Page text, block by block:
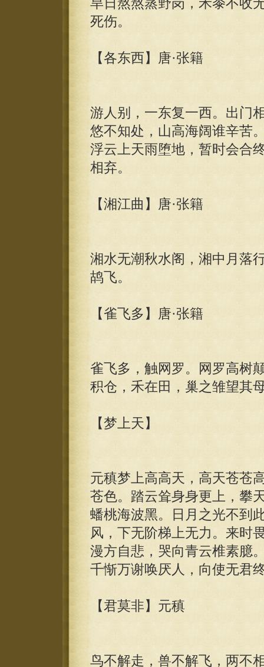
旱日熬熬蒸野岗，禾黍不收
死伤。
【各东西】唐·张籍
游人别，一东复一西。出门
悠不知处，山高海阔谁辛苦
浮云上天雨堕地，暂时会合
相弃。
【湘江曲】唐·张籍
湘水无潮秋水阁，湘中月落
鸪飞。
【雀飞多】唐·张籍
雀飞多，触网罗。网罗高树
积仓，禾在田，巢之雏望其
【梦上天】
元稹梦上高高天，高天苍苍
苍色。踏云耸身身更上，攀
蟠桃海波黑。日月之光不到
风，下无阶梯上无力。来时
漫方自悲，哭向青云椎素臆
千惭万谢唤厌人，向使无君
【君莫非】元稹
鸟不解走，兽不解飞，两不